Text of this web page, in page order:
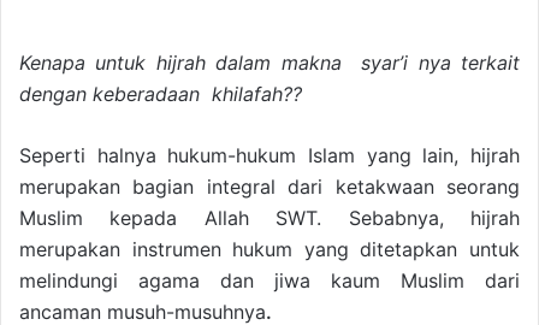
Kenapa untuk hijrah dalam makna syar’i nya terkait
dengan keberadaan khilafah??
Seperti halnya hukum-hukum Islam yang lain, hijrah
merupakan bagian integral dari ketakwaan seorang
Muslim kepada Allah SWT. Sebabnya, hijrah
merupakan instrumen hukum yang ditetapkan untuk
melindungi agama dan jiwa kaum Muslim dari
ancaman musuh-musuhnya.